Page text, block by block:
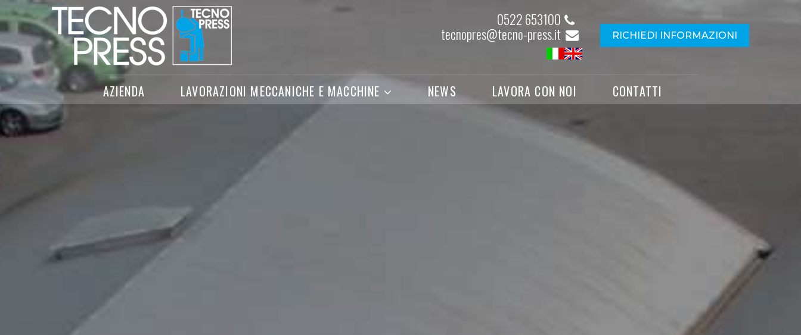
0522 653100
tecnopres@tecno-press.it RICHIEDI INFORMAZIONI
AZIENDA LAVORAZIONI MECCANICHE E MACCHINE NEWS LAVORA CON NOI CONTATTI